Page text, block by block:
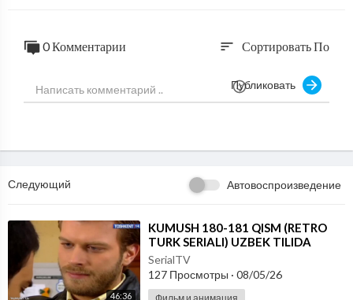
0 Комментарии sort Сортировать По
Публиковать
Следующий Автовоспроизведение
46:36
⁣KUMUSH 180-181 QISM (RETRO
TURK SERIALI) UZBEK TILIDA
SerialTV
127 Просмотры · 08/05/26